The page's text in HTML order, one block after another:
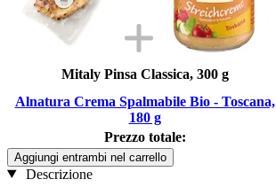
Mitaly Pinsa Classica, 300 g
Alnatura Crema Spalmabile Bio - Toscana,
180 g
Prezzo totale:
Aggiungi entrambi nel carrello
Descrizione